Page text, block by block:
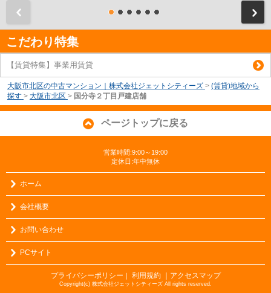
こだわり特集
【賃貸特集】事業用賃貸
大阪市北区の中古マンション｜株式会社ジェットシティーズ > (賃貸)地域から
探す > 大阪市北区 > 国分寺２丁目戸建店舗
ページトップに戻る
営業時間:9:00～19:00
定休日:年中無休
ホーム
会社概要
お問い合わせ
PCサイト
プライバシーポリシー 利用規約 ｜アクセスマップ
Copyright(c) 株式会社ジェットシティーズ All rights reserved.